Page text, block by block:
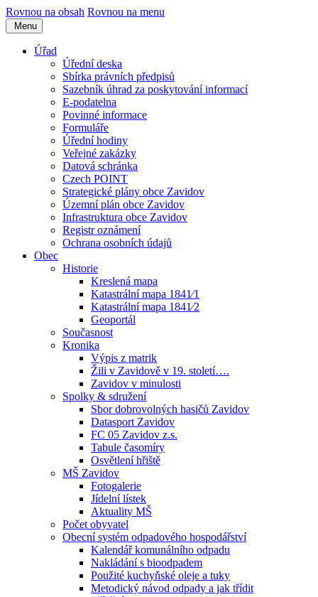
Rovnou na obsah Rovnou na menu
Menu
Úřad
Úřední deska
Sbírka právních předpisů
Sazebník úhrad za poskytování informací
E-podatelna
Povinné informace
Formuláře
Úřední hodiny
Veřejné zakázky
Datová schránka
Czech POINT
Strategické plány obce Zavidov
Územní plán obce Zavidov
Infrastruktura obce Zavidov
Registr oznámení
Ochrana osobních údajů
Obec
Historie
Kreslená mapa
Katastrální mapa 1841⁄1
Katastrální mapa 1841⁄2
Geoportál
Současnost
Kronika
Výpis z matrik
Žili v Zavidově v 19. století….
Zavidov v minulosti
Spolky & sdružení
Sbor dobrovolných hasičů Zavidov
Datasport Zavidov
FC 05 Zavidov z.s.
Tabule časomíry
Osvětlení hřiště
MŠ Zavidov
Fotogalerie
Jídelní lístek
Aktuality MŠ
Počet obyvatel
Obecní systém odpadového hospodářství
Kalendář komunálního odpadu
Nakládání s bioodpadem
Použité kuchyňské oleje a tuky
Metodický návod odpady a jak třídit